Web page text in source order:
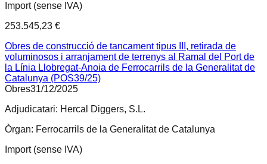
Import (sense IVA)
253.545,23 €
Obres de construcció de tancament tipus III, retirada de
voluminosos i arranjament de terrenys al Ramal del Port de
la Línia Llobregat-Anoia de Ferrocarrils de la Generalitat de
Catalunya (POS39/25)
Obres31/12/2025
Adjudicatari: Hercal Diggers, S.L.
Òrgan: Ferrocarrils de la Generalitat de Catalunya
Import (sense IVA)